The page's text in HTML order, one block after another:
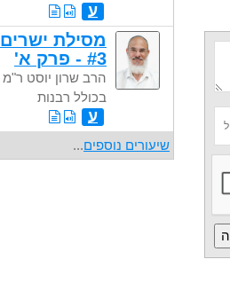
ע
מסילת ישרים
#3 - פרק א'
הרב שרון יוסט ר"מ
בכולל רבנות
ע
שיעורים נוספים...